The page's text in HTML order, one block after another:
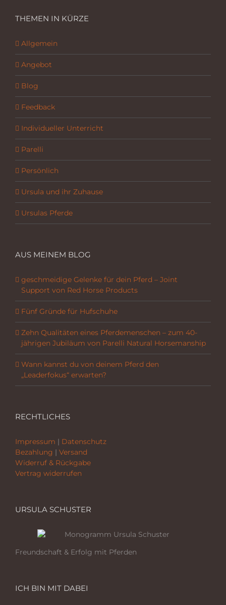
THEMEN IN KÜRZE
Allgemein
Angebot
Blog
Feedback
Individueller Unterricht
Parelli
Persönlich
Ursula und ihr Zuhause
Ursulas Pferde
AUS MEINEM BLOG
geschmeidige Gelenke für dein Pferd – Joint
Support von Red Horse Products
Fünf Gründe für Hufschuhe
Zehn Qualitäten eines Pferdemenschen – zum 40-
jährigen Jubiläum von Parelli Natural Horsemanship
Wann kannst du von deinem Pferd den
„Leaderfokus“ erwarten?
RECHTLICHES
Impressum | Datenschutz
Bezahlung | Versand
Widerruf & Rückgabe
Vertrag widerrufen
URSULA SCHUSTER
Freundschaft & Erfolg mit Pferden
ICH BIN MIT DABEI